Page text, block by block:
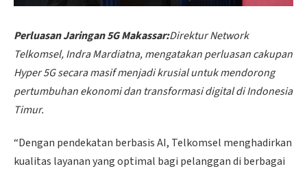
Perluasan Jaringan 5G Makassar:Direktur Network
Telkomsel, Indra Mardiatna, mengatakan perluasan cakupan
Hyper 5G secara masif menjadi krusial untuk mendorong
pertumbuhan ekonomi dan transformasi digital di Indonesia
Timur.
“Dengan pendekatan berbasis AI, Telkomsel menghadirkan
kualitas layanan yang optimal bagi pelanggan di berbagai